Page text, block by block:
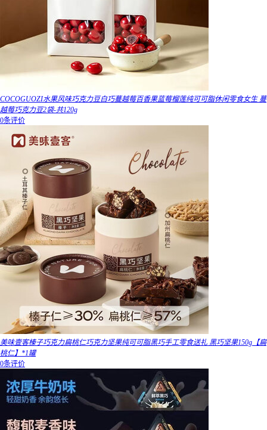
COCOGUOZI水果风味巧克力豆白巧蔓越莓百香果蓝莓榴莲纯可可脂休闲零食女生 蔓
越莓巧克力豆2袋-共120g
0条评价
美味壹客榛子巧克力扁桃仁巧克力坚果纯可可脂黑巧手工零食送礼 黑巧坚果150g【扁
桃仁】*1罐
0条评价